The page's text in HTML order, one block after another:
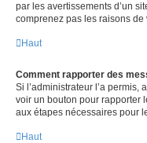
par les avertissements d’un
comprenez pas les raisons de
Haut
Comment rapporter des
Si l’administrateur l’a
voir un bouton pour rapporter
aux étapes nécessaires pour
Haut